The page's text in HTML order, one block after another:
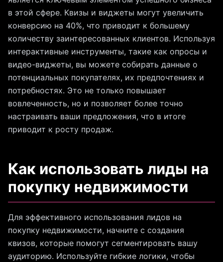
в этой сфере. Квизы и виджеты могут увеличить
конверсию на 40%, что приводит к большему
количеству заинтересованных клиентов. Используя
интерактивные инструменты, такие как опросы и
видео-виджеты, вы можете собирать данные о
потенциальных покупателях, их предпочтениях и
потребностях. Это не только повышает
вовлеченность, но и позволяет более точно
настраивать ваши предложения, что в итоге
приводит к росту продаж.
Как использовать лиды на
покупку недвижимости
Для эффективного использования лидов на
покупку недвижимости, начните с создания
квизов, которые помогут сегментировать вашу
аудиторию. Используйте гибкие логики, чтобы